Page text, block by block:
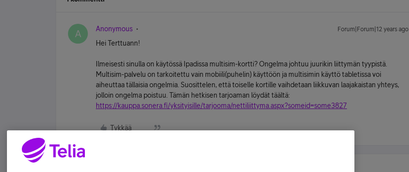
A Anonymous Forum|Forum|12 years ago
Hei Terttuann!
Ilmeisesti sinulla on käytössä Ipadissa multisim-kortti? Ongelma johtuu juurikin liittymän tyypistä.
Multisim-palvelu on tarkoitettu vain mobiili(puhelin) käyttöön ja multisimin käyttö tabletissa voi
aiheuttaa tällaisia ongelmia. Suosittelen, että toiselle kortille vaihdetaan liikkuvan laajakaistan yhteys,
jolloin ongelma poistuu. Tämän hetkisen tarjoaman löydät täältä:
https://kauppa.sonera.fi/yksityisille/tarjooma/nettiliittyma.aspx?someid=some3827
Tykkää